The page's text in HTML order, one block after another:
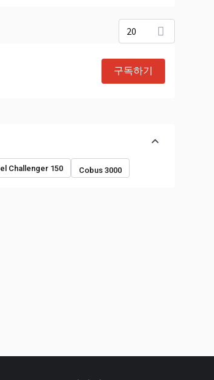
20
구독하기
Challenger 150 Cobus 3000